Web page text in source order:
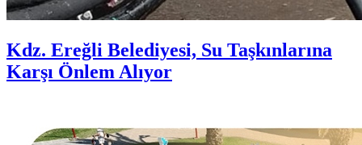
Kdz. Ereğli Belediyesi, Su Taşkınlarına
Karşı Önlem Alıyor